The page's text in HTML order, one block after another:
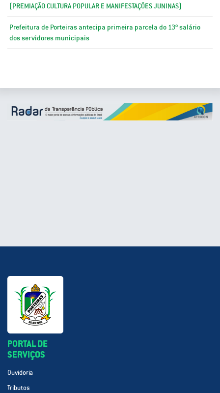
(PREMIAÇÃO CULTURA POPULAR E MANIFESTAÇÕES JUNINAS)
Prefeitura de Porteiras antecipa primeira parcela do 13º salário
dos servidores municipais
PORTAL DE
SERVIÇOS
Ouvidoria
Tributos